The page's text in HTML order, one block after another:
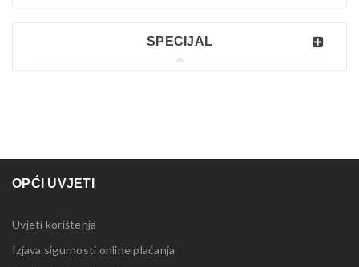
SPECIJAL
OPĆI UVJETI
Uvjeti korištenja
Izjava sigurnosti online plaćanja